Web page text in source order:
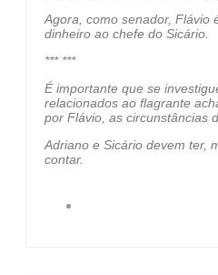
Agora, como senador, Flávio
dinheiro ao chefe do Sicário.
*** ***
É importante que se
relacionados ao flagrante
por Flávio, as circunstâncias
Adriano e Sicário devem ter,
contar.